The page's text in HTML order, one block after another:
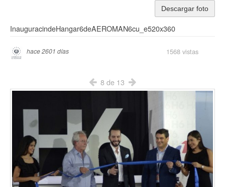
Descargar foto
InauguracindeHangar6deAEROMAN6cu_e520x360
1568 vistas
hace 2601 días
8 de 13